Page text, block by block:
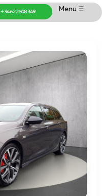
Menu ☰
+34 622 508 349